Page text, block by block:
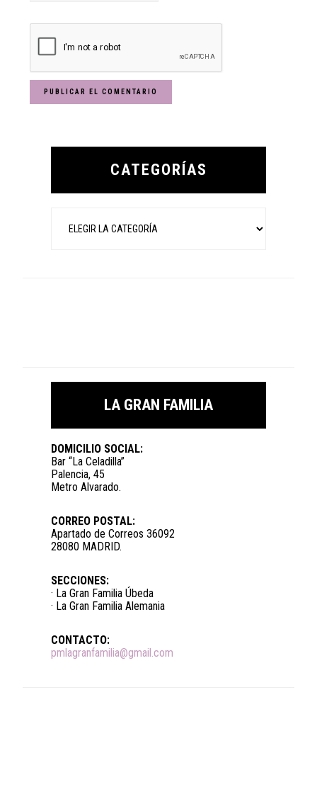
Primary
CATEGORÍAS
LA GRAN FAMILIA
DOMICILIO SOCIAL:
Bar “La Celadilla”
Palencia, 45
Metro Alvarado.
CORREO POSTAL:
Apartado de Correos 36092
28080 MADRID.
SECCIONES:
· La Gran Familia Úbeda
· La Gran Familia Alemania
CONTACTO:
pmlagranfamilia@gmail.com